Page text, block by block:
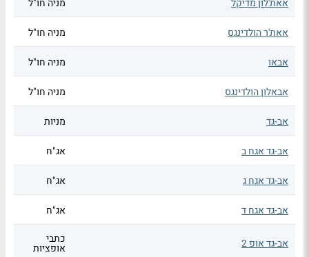
אאת'לון מדיקל מניה חו"ל
אאת'ר הולדינגס מניה חו"ל
אבאו מניה חו"ל
אבאלון הולדינגס מניה חו"ל
אב-גד מניות
אב-גד אגח ב אג"ח
אב-גד אגח ג אג"ח
אב-גד אגח ד אג"ח
אב-גד אופ 2 כתבי
אופציות